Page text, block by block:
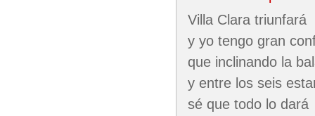
Villa Clara triunfará
y yo tengo gran
que inclinando la
y entre los seis
sé que todo lo dará